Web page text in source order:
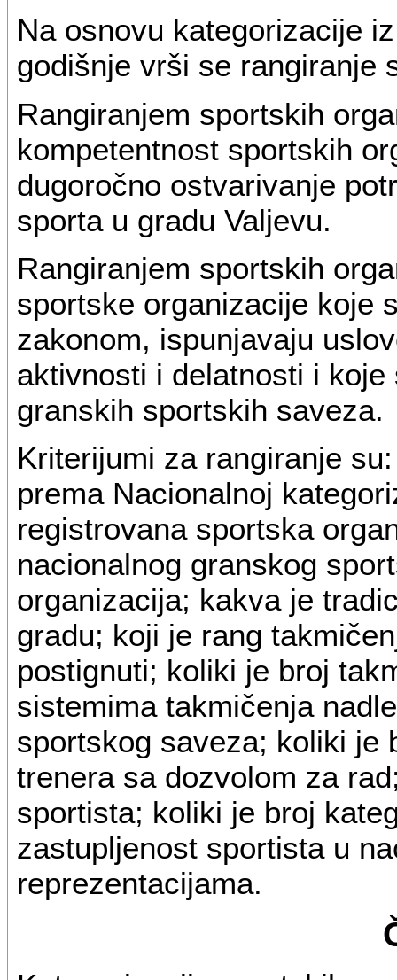
Na osnovu kategorizacije
godišnje vrši se rangiranje
Rangiranjem sportskih
kompetentnost sportskih
dugoročno ostvarivanje
sporta u gradu Valjevu.
Rangiranjem sportskih
sportske organizacije koje
zakonom, ispunjavaju
aktivnosti i delatnosti i
granskih sportskih saveza.
Kriterijumi za rangiranje
prema Nacionalnoj
registrovana sportska
nacionalnog granskog
organizacija; kakva je
gradu; koji je rang
postignuti; koliki je broj
sistemima takmičenja
sportskog saveza; koliki je
trenera sa dozvolom za
sportista; koliki je broj
zastupljenost sportista u
reprezentacijama.